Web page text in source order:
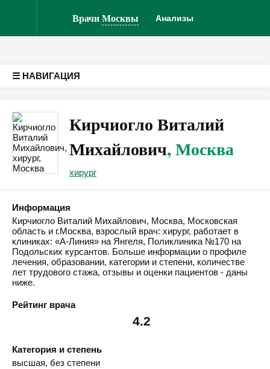
ВрачиМосквы Анализы
☰ НАВИГАЦИЯ
Кирчиогло Виталий
Михайлович, Москва
хирург
Информация
Кирчиогло Виталий Михайлович, Москва, Московская
область и г.Москва, взрослый врач: хирург, работает в
клиниках: «А-Линия» на Янгеля, Поликлиника №170 на
Подольских курсантов. Больше информации о профиле
лечения, образовании, категории и степени, количестве
лет трудового стажа, отзывы и оценки пациентов - даны
ниже.
Рейтинг врача
4.2
Категория и степень
высшая, без степени